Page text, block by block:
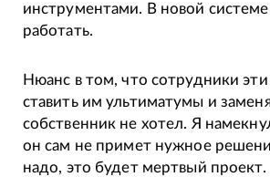
инструментами. В новой системе
работать.
Нюанс в том, что сотрудники
ставить им ультиматумы и
собственник не хотел. Я
он сам не примет нужное
надо, это будет мертвый проект.